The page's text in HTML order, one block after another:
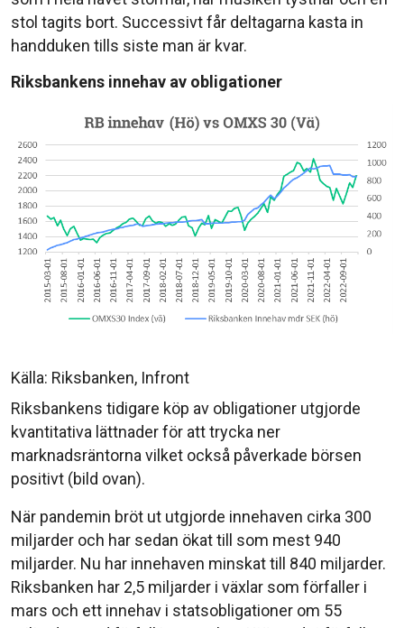
stol tagits bort. Successivt får deltagarna kasta in
handduken tills siste man är kvar.
Riksbankens innehav av obligationer
Källa: Riksbanken, Infront
Riksbankens tidigare köp av obligationer utgjorde
kvantitativa lättnader för att trycka ner
marknadsräntorna vilket också påverkade börsen
positivt (bild ovan).
När pandemin bröt ut utgjorde innehaven cirka 300
miljarder och har sedan ökat till som mest 940
miljarder. Nu har innehaven minskat till 840 miljarder.
Riksbanken har 2,5 miljarder i växlar som förfaller i
mars och ett innehav i statsobligationer om 55